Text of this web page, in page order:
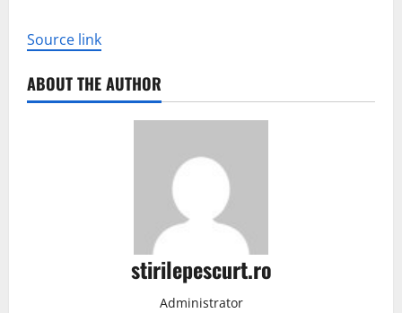
Source link
ABOUT THE AUTHOR
stirilepescurt.ro
Administrator